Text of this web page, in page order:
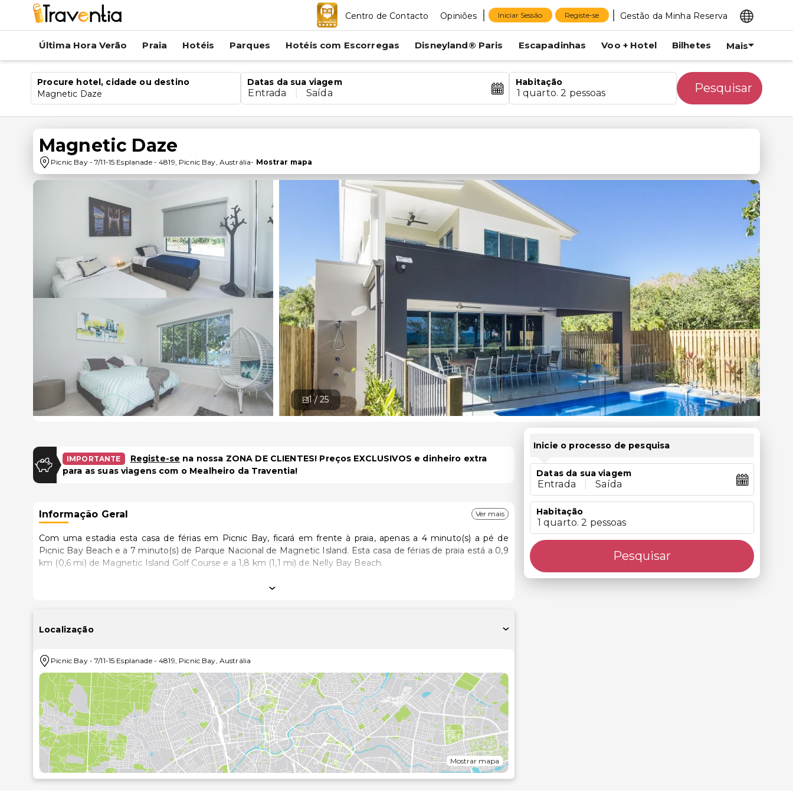
Centro de Contacto Opiniões Iniciar Sessão Registe-se Gestão da Minha Reserva
Última Hora Verão Praia Hotéis Parques Hotéis com Escorregas Disneyland® Paris Escapadinhas Voo + Hotel Bilhetes Mais
Procure hotel, cidade ou destino
Magnetic Daze
Datas da sua viagem
Entrada Saída
Habitação
1 quarto. 2 pessoas Pesquisar
Magnetic Daze
Picnic Bay-7/11-15 Esplanade-4819, Picnic Bay, Austrália- Mostrar mapa
1 /25
IMPORTANTE Registe-se na nossa ZONA DE CLIENTES! Preços EXCLUSIVOS e dinheiro extra
para as suas viagens com o Mealheiro da Traventia!
Informação Geral Ver mais
Com uma estadia esta casa de férias em Picnic Bay, ficará em frente à praia, apenas a 4 minuto(s) a pé de
Picnic Bay Beach e a 7 minuto(s) de Parque Nacional de Magnetic Island. Esta casa de férias de praia está a 0,9
km (0,6 mi) de Magnetic Island Golf Course e a 1,8 km (1,1 mi) de Nelly Bay Beach.
Sinta-se em casa nesta casa de férias com ar condicionado e piscinas privativas. A unidade dispõe de um pátio
banho privativa com polibã/banheira separados, banheira de imersão total e artigos de higiene pessoal grátis.
soberbas vistas a partir da açoteia e do jardim.
Para recarregar baterias, dirija-se ao restaurante desta casa de férias.
Uma lavandaria e elevador estão entre o leque de comodidades oferecidas por Esta casa de férias. Há
estacionamento grátis no local.
As distâncias são apresentadas à 0,1 milha e ao quilómetro mais próximo.
Picnic Bay Beach - 0,3 km/0,2 mi
Parque Nacional de Magnetic Island - 0,6 km/0,4 mi
Localização
Picnic Bay-7/11-15 Esplanade-4819, Picnic Bay, Austrália
Mostrar mapa
Inicie o processo de pesquisa
Datas da sua viagem
Entrada Saída
Habitação
1 quarto. 2 pessoas
Pesquisar